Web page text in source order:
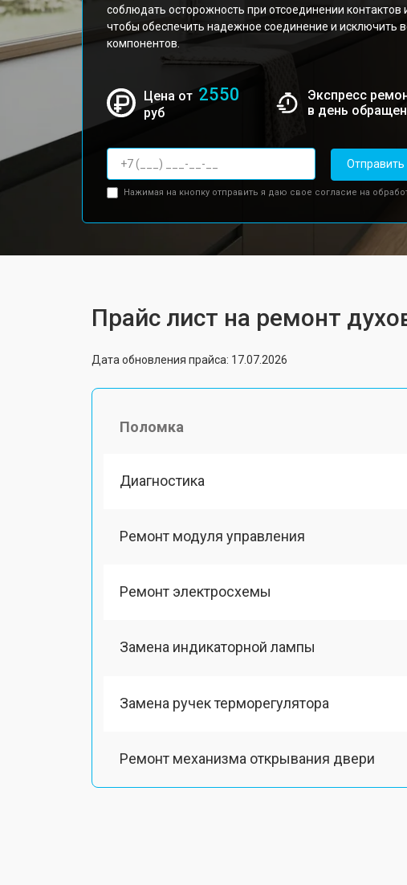
соблюдать осторожность при отсоединении контактов
чтобы обеспечить надежное соединение и исключить
компонентов.
Цена от 2550
руб
Экспресс
в день
Отправить
Нажимая на кнопку отправить я даю свое согласие на
Прайс лист на ремонт
Дата обновления прайса: 17.07.2026
Поломка
Диагностика
Ремонт модуля управления
Ремонт электросхемы
Замена индикаторной лампы
Замена ручек терморегулятора
Ремонт механизма открывания двери